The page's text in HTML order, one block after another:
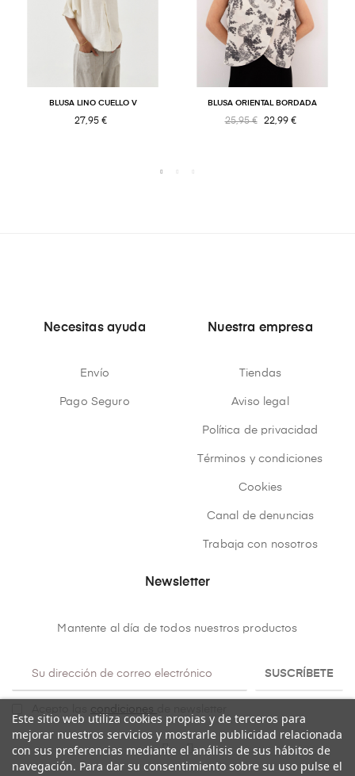
BLUSA LINO CUELLO V
27,95 €
BLUSA ORIENTAL BORDADA
25,95 € 22,99 €
Necesitas ayuda
Envío
Pago Seguro
Nuestra empresa
Tiendas
Aviso legal
Política de privacidad
Términos y condiciones
Cookies
Canal de denuncias
Trabaja con nosotros
Newsletter
Mantente al día de todos nuestros productos
SUSCRÍBETE
condiciones
Este sitio web utiliza cookies propias y de terceros para
mejorar nuestros servicios y mostrarle publicidad relacionada
con sus preferencias mediante el análisis de sus hábitos de
navegación. Para dar su consentimiento sobre su uso pulse el